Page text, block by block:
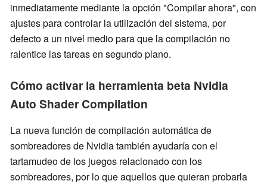
inmediatamente mediante la opción "Compilar ahora", con
ajustes para controlar la utilización del sistema, por
defecto a un nivel medio para que la compilación no
ralentice las tareas en segundo plano.
Cómo activar la herramienta beta Nvidia
Auto Shader Compilation
La nueva función de compilación automática de
sombreadores de Nvidia también ayudaría con el
tartamudeo de los juegos relacionado con los
sombreadores, por lo que aquellos que quieran probarla